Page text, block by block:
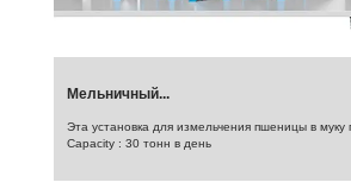
Мельничный...
Эта установка для измельчения пшеницы в муку
Capacity : 30 тонн в день